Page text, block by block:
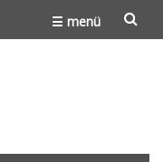
☰ menü